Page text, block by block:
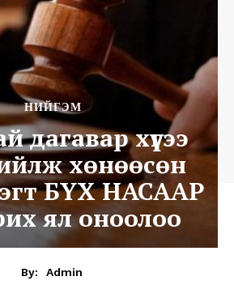
НИЙГЭМ
дагавар хүүгээ
хөнөөсөн
БҮХ НАСААР
ял оноолоо
By:
Admin